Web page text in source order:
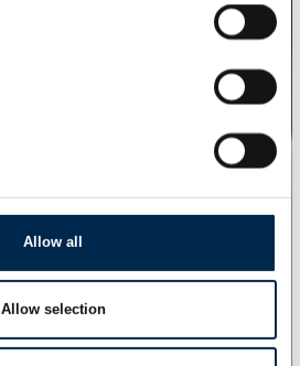
Allow all
Allow selection